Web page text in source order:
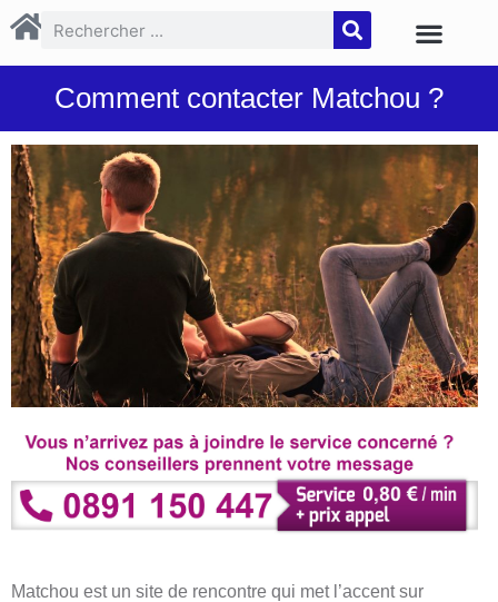
Comment contacter Matchou ?
Matchou est un site de rencontre qui met l’accent sur